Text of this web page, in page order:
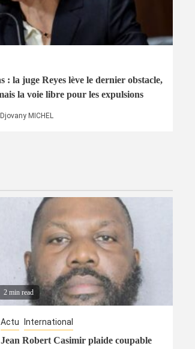
: la juge Reyes lève le dernier obstacle,
la voie libre pour les expulsions
Djovany MICHEL
2 min read
Actu International
Jean Robert Casimir plaide coupable